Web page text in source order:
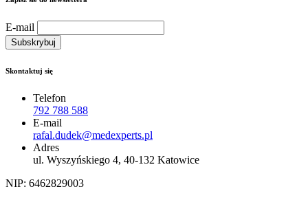
E-mail
Skontaktuj się
Telefon
792 788 588
E-mail
rafal.dudek@medexperts.pl
Adres
ul. Wyszyńskiego 4, 40-132 Katowice
NIP: 6462829003